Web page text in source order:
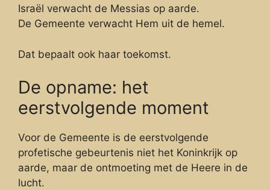
Israël verwacht de Messias op aarde.
De Gemeente verwacht Hem uit de hemel.
Dat bepaalt ook haar toekomst.
De opname: het
eerstvolgende moment
Voor de Gemeente is de eerstvolgende
profetische gebeurtenis niet het Koninkrijk op
aarde, maar de ontmoeting met de Heere in de
lucht.